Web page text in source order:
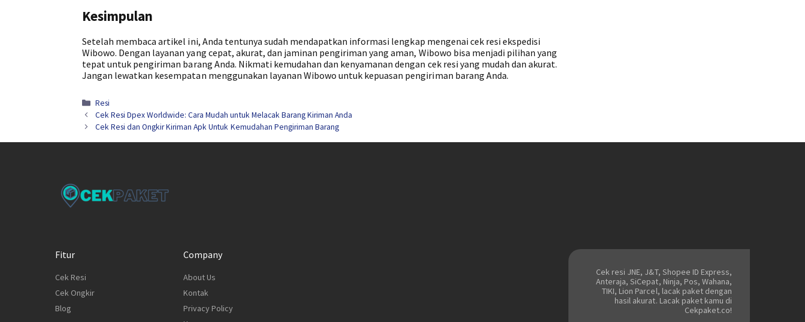
Kesimpulan
Setelah membaca artikel ini, Anda tentunya sudah mendapatkan informasi lengkap mengenai cek resi ekspedisi
Wibowo. Dengan layanan yang cepat, akurat, dan jaminan pengiriman yang aman, Wibowo bisa menjadi pilihan yang
tepat untuk pengiriman barang Anda. Nikmati kemudahan dan kenyamanan dengan cek resi yang mudah dan akurat.
Jangan lewatkan kesempatan menggunakan layanan Wibowo untuk kepuasan pengiriman barang Anda.
Kategori
Resi
Cek Resi Dpex Worldwide: Cara Mudah untuk Melacak Barang Kiriman Anda
Cek Resi dan Ongkir Kiriman Apk Untuk Kemudahan Pengiriman Barang
Fitur
Cek Resi
Cek Ongkir
Blog
Company
About Us
Kontak
Privacy Policy
Cek resi JNE, J&T, Shopee ID Express,
Anteraja, SiCepat, Ninja, Pos, Wahana,
TIKI, Lion Parcel, lacak paket dengan
hasil akurat. Lacak paket kamu di
Cekpaket.co!